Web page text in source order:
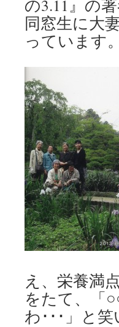
の3.11』の
同窓生に大
っています。
え、栄養満
をたて、「
わ･･･」と笑